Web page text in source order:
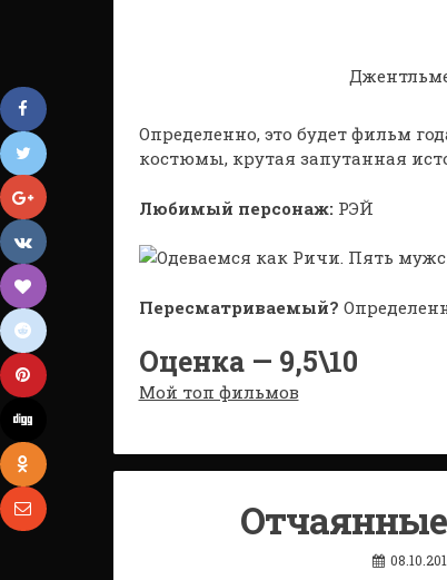
Определенно, это будет фильм
костюмы, крутая запутанная
Любимый персонаж:РЭЙ
Пересматриваемый?
Оценка — 9,5\10
Мой топ фильмов